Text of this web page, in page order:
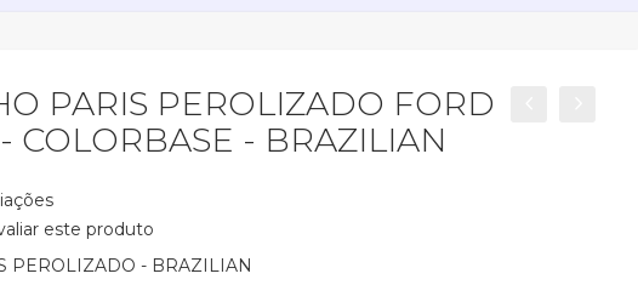
PARIS PEROLIZADO FORD
COLORBASE - BRAZILIAN
este produto
PEROLIZADO - BRAZILIAN